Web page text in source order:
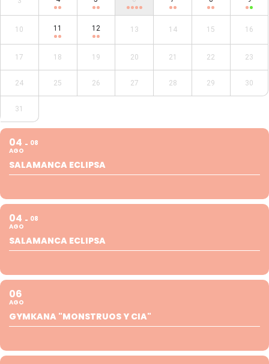
10 11 12 13 14 15 16
17 18 19 20 21 22 23
24 25 26 27 28 29 30
31
04
AGO
08
SALAMANCA ECLIPSA
04
AGO
08
SALAMANCA ECLIPSA
06
AGO
GYMKANA "MONSTRUOS Y CIA"